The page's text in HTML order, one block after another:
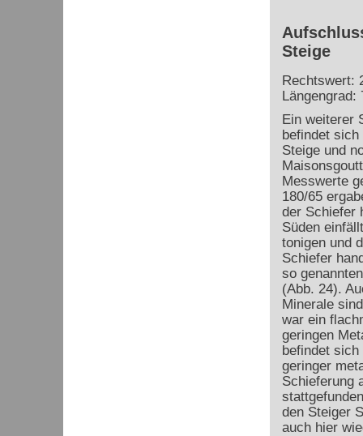
Steige
Rechtswert:
Längengrad:
Ein weiterer
befindet
Steige und
Messwerte
180/65
der Schiefer
Süden
tonigen und
Schiefer
so
(Abb. 24).
Minerale
war ein
geringen
befindet
geringer
Schieferung
den Steiger
auch hier